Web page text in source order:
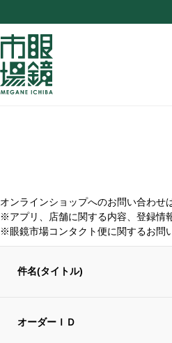
オンラインショップへのお問い合わせ
※アプリ、店舗に関する内容、登録情
※眼鏡市場コンタクト便に関するお問
件名(タイトル)
オーダーＩＤ